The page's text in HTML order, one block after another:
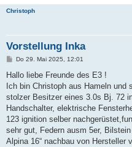
Christoph
Vorstellung Inka
B
i
r
a
Do 29. Mai 2025, 12:01
Hallo liebe Freunde des E3 !
Ich bin Christoph aus Hameln und
stolzer Besitzer eines 3.0s Bj. 72
Handschalter, elektrische
123 ignition selber
sehr gut, Federn ausm 5er, Bilstein
Alpina 16“ nachbau von Hersteller